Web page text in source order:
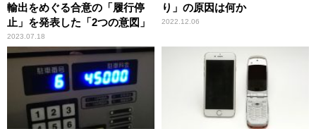
輸出をめぐる合意の「履行停
止」を発表した「2つの意図」
2023.07.18
り」の原因は何か
2022.12.06